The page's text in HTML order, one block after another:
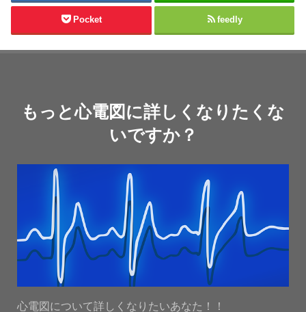
Pocket feedly
もっと心電図に詳しくなりたくな
いですか？
心電図について詳しくなりたいあなた！！